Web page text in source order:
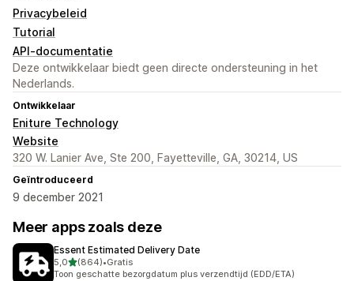
Privacybeleid
Tutorial
API-documentatie
Deze ontwikkelaar biedt geen directe ondersteuning in het
Nederlands.
Ontwikkelaar
Eniture Technology
Website
320 W. Lanier Ave, Ste 200, Fayetteville, GA, 30214, US
Geïntroduceerd
9 december 2021
Meer apps zoals deze
Essent Estimated Delivery Date
5,0van 5 sterren
(864)
864 recensies in totaal
•Gratis
Toon geschatte bezorgdatum plus verzendtijd (EDD/ETA)